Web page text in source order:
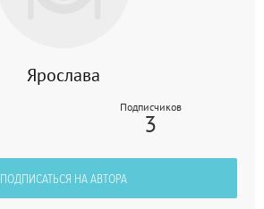
Ярослава
Подписчиков
3
ПОДПИСАТЬСЯ НА АВТОРА